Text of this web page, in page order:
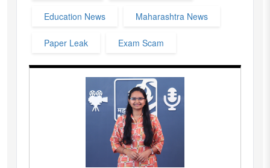
Education News Maharashtra News
Paper Leak Exam Scam